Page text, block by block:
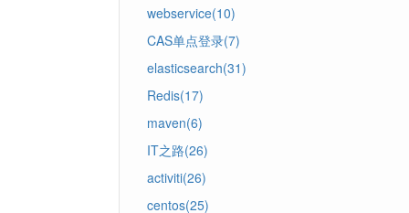
webservice(10)
CAS单点登录(7)
elasticsearch(31)
Redis(17)
maven(6)
IT之路(26)
activiti(26)
centos(25)